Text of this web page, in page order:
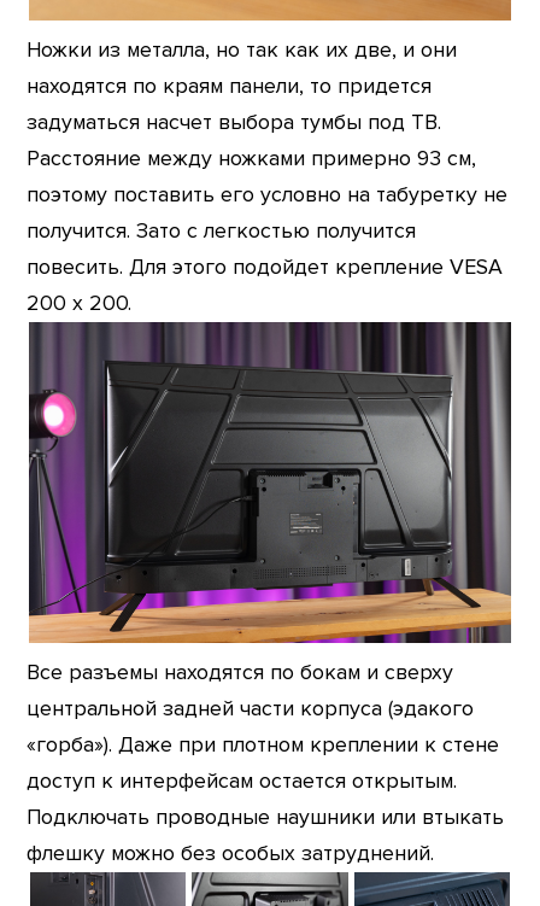
Ножки из металла, но так как их две, и они
находятся по краям панели, то придется
задуматься насчет выбора тумбы под ТВ.
Расстояние между ножками примерно 93 см,
поэтому поставить его условно на табуретку не
получится. Зато с легкостью получится
повесить. Для этого подойдет крепление VESA
200 х 200.
Все разъемы находятся по бокам и сверху
центральной задней части корпуса (эдакого
«горба»). Даже при плотном креплении к стене
доступ к интерфейсам остается открытым.
Подключать проводные наушники или втыкать
флешку можно без особых затруднений.